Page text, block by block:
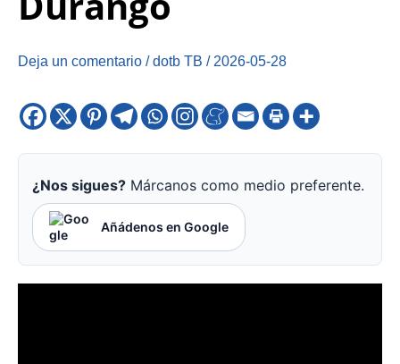
Deja un comentario /dotb TB / 2026-05-28
¿Nos sigues? Márcanos como medio preferente.
Añádenos en Google